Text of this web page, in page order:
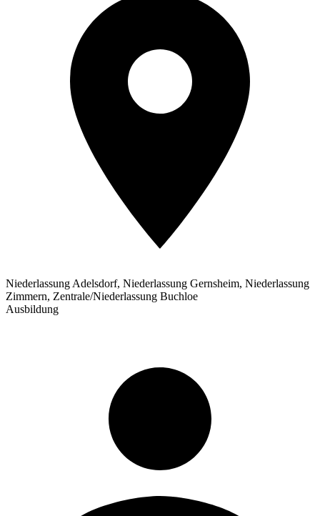
Niederlassung Adelsdorf, Niederlassung Gernsheim, Niederlassung
Zimmern, Zentrale/Niederlassung Buchloe
Ausbildung